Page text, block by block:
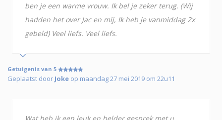
ben je een warme vrouw. Ik bel je zeker terug. (Wij
hadden het over Jac en mij, Ik heb je vanmiddag 2x
gebeld) Veel liefs. Veel liefs.
Getuigenis van 5
Geplaatst door Joke op maandag 27 mei 2019 om 22u11